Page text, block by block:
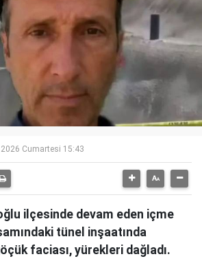
Cumartesi 15:43
ilçesinde devam eden içme
tünel inşaatında
faciası, yürekleri dağladı.